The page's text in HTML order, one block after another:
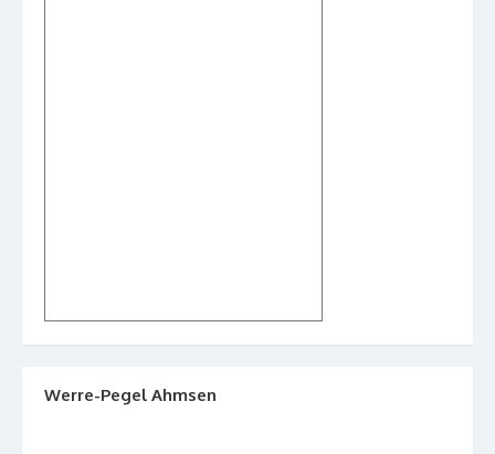
Werre-Pegel Ahmsen